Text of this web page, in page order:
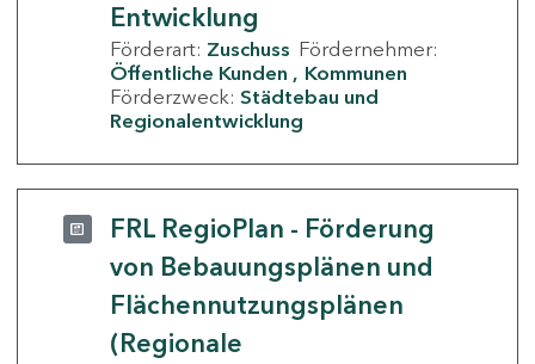
Entwicklung
Förderart: Zuschuss Fördernehmer:
Öffentliche Kunden
Kommunen
Förderzweck: Städtebau und
Regionalentwicklung
FRL RegioPlan - Förderung
von Bebauungsplänen und
Flächennutzungsplänen
(Regionale